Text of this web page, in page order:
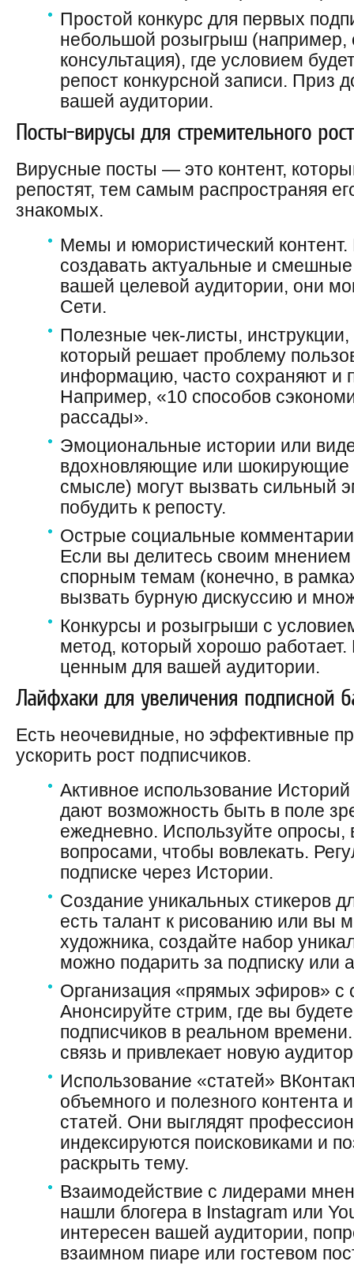
Простой конкурс для первых
небольшой розыгрыш (например,
консультация), где условием
репост конкурсной записи. Приз
вашей аудитории.
Посты-вирусы для стремительного
Вирусные посты — это контент,
репостят, тем самым распространяя
знакомых.
Мемы и юмористический
создавать актуальные и
вашей целевой аудитории, они
Сети.
Полезные чек-листы,
который решает проблему
информацию, часто сохраняют и
Например, «10 способов
рассады».
Эмоциональные истории или
вдохновляющие или шокирующие
смысле) могут вызвать сильный
побудить к репосту.
Острые социальные
Если вы делитесь своим
спорным темам (конечно, в
вызвать бурную дискуссию и
Конкурсы и розыгрыши с
метод, который хорошо
ценным для вашей аудитории.
Лайфхаки для увеличения подписной
Есть неочевидные, но эффективные
ускорить рост подписчиков.
Активное использование
дают возможность быть в поле
ежедневно. Используйте опросы,
вопросами, чтобы вовлекать.
подписке через Истории.
Создание уникальных стикеров
есть талант к рисованию или вы
художника, создайте набор
можно подарить за подписку или
Организация «прямых эфиров» с
Анонсируйте стрим, где вы
подписчиков в реальном
связь и привлекает новую
Использование «статей»
объемного и полезного контента
статей. Они выглядят
индексируются поисковиками и
раскрыть тему.
Взаимодействие с лидерами
нашли блогера в Instagram или
интересен вашей аудитории,
взаимном пиаре или гостевом